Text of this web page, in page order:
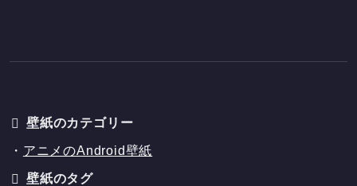
壁紙のカテゴリー
・ アニメのAndroid壁紙
壁紙のタグ